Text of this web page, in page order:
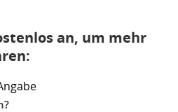
an, um mehr